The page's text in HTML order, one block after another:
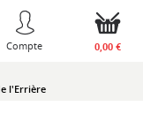
Compte 0,00 €
l'Errière